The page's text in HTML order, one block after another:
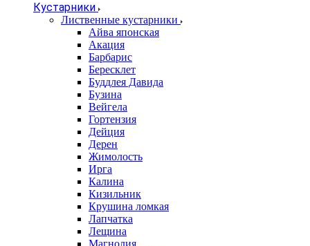
Кустарники
Лиственные кустарники
Айва японская
Акация
Барбарис
Бересклет
Буддлея Давида
Бузина
Вейгела
Гортензия
Дейция
Дерен
Жимолость
Ирга
Калина
Кизильник
Крушина ломкая
Лапчатка
Лещина
Магнолия